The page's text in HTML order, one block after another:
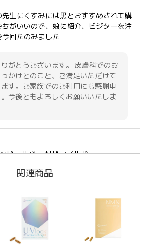
生にくすみには黒とおすすめされて購
がいいので、娘に紹介、ビジターを注
回たのみました
りがとうございます。 皮膚科でのお
かけとのこと、ご満足いただけて
す。ご家族でのご利用にも感謝申
今後ともよろしくお願いいたしま
ピールバー AHAマイルド
オンラインショップをご利用いただ
ありがとうございます! これからも
だけますと幸いです。
関連商品